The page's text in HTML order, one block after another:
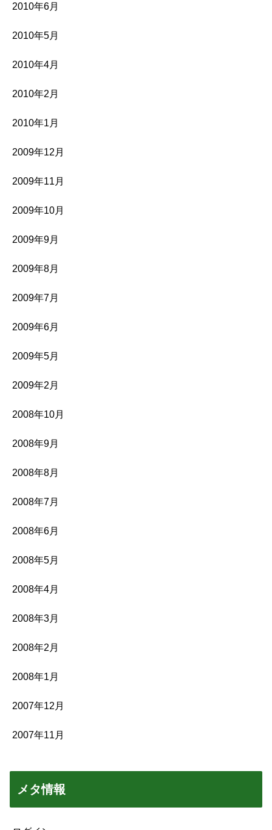
2010年6月
2010年5月
2010年4月
2010年2月
2010年1月
2009年12月
2009年11月
2009年10月
2009年9月
2009年8月
2009年7月
2009年6月
2009年5月
2009年2月
2008年10月
2008年9月
2008年8月
2008年7月
2008年6月
2008年5月
2008年4月
2008年3月
2008年2月
2008年1月
2007年12月
2007年11月
メタ情報